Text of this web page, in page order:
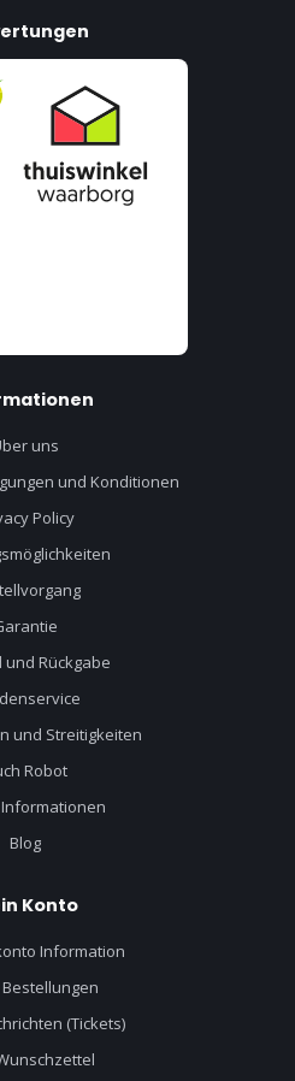
uns
und Konditionen
Policy
und Rückgabe
und Streitigkeiten
Robot
Blog
Konto
Information
(Tickets)